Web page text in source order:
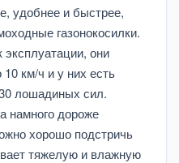
удобнее и быстрее,
газонокосилки.
они
10 км/ч и у них есть
лошадиных сил.
намного дороже
хорошо подстричь
тяжелую и влажную